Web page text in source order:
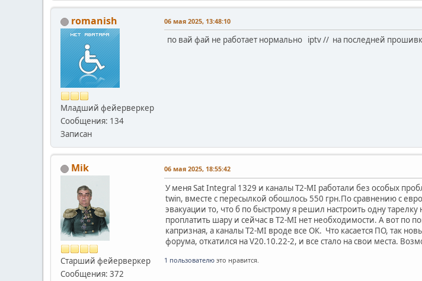
romanish
Младший фейерверкер
Сообщения: 134
Записан
06 мая 2025, 13:48:10
по вай фай не работает нормально iptv // на последней
Mik
Старший фейерверкер
Сообщения: 372
06 мая 2025, 18:55:42
У меня Sat Integral 1329 и каналы T2-MI работали без особых
twin, вместе с пересылкой обошлось 550 грн.По сравнению с
эвакуации то, что б по быстрому я решил настроить одну
проплатить шару и сейчас в T2-MI нет необходимости. А вот по
капризная, а каналы T2-MI вроде все ОК. Что касается ПО, так
форума, откатился на V20.10.22-2, и все стало на свои места.
1 пользователю это нравится.